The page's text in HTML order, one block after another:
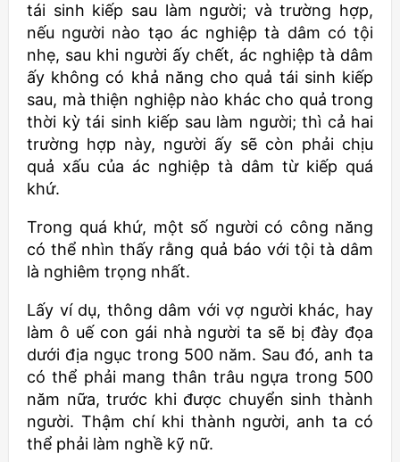
tái sinh kiếp sau làm người; và trường hợp,
nếu người nào tạo ác nghiệp tà dâm có tội
nhẹ, sau khi người ấy chết, ác nghiệp tà dâm
ấy không có khả năng cho quả tái sinh kiếp
sau, mà thiện nghiệp nào khác cho quả trong
thời kỳ tái sinh kiếp sau làm người; thì cả hai
trường hợp này, người ấy sẽ còn phải chịu
quả xấu của ác nghiệp tà dâm từ kiếp quá
khứ.
Trong quá khứ, một số người có công năng
có thể nhìn thấy rằng quả báo với tội tà dâm
là nghiêm trọng nhất.
Lấy ví dụ, thông dâm với vợ người khác, hay
làm ô uế con gái nhà người ta sẽ bị đày đọa
dưới địa ngục trong 500 năm. Sau đó, anh ta
có thể phải mang thân trâu ngựa trong 500
năm nữa, trước khi được chuyển sinh thành
người. Thậm chí khi thành người, anh ta có
thể phải làm nghề kỹ nữ.